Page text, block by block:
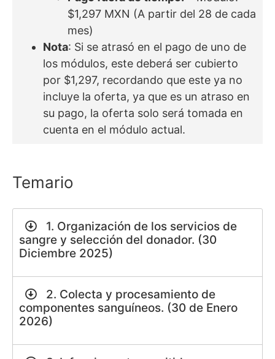
$1,297 MXN (A partir del 28 de cada
mes)
Nota: Si se atrasó en el pago de uno de
los módulos, este deberá ser cubierto
por $1,297, recordando que este ya no
incluye la oferta, ya que es un atraso en
su pago, la oferta solo será tomada en
cuenta en el módulo actual.
Temario
1. Organización de los servicios de
sangre y selección del donador. (30
Diciembre 2025)
2. Colecta y procesamiento de
componentes sanguíneos. (30 de Enero
2026)